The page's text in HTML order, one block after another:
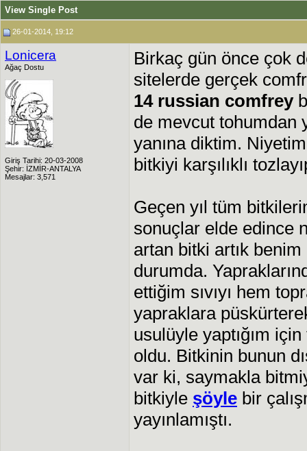
View Single Post
26-01-2014, 19:12
Lonicera
Ağaç Dostu
Giriş Tarihi: 20-03-2008
Şehir: İZMİR-ANTALYA
Mesajlar: 3,571
Birkaç gün önce çok
sitelerde gerçek
14 russian comfrey
de mevcut tohumdan
yanına diktim.
bitkiyi karşılıklı
Geçen yıl tüm
sonuçlar elde edince
artan bitki artık
durumda.
ettiğim sıvıyı hem
yapraklara
usulüyle yaptığım
oldu. Bitkinin bunun
var ki, saymakla
bitkiyle şöyle bir
yayınlamıştı.